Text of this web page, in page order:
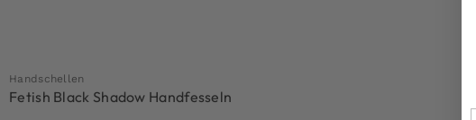
Handschellen
Fetish Black Shadow Handfesseln